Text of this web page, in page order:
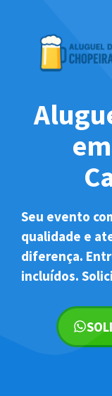
conteúdo
Seu evento
qualidade e
diferença.
incluídos.